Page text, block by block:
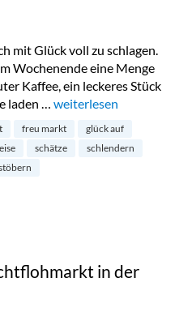
mit Glück voll zu schlagen.
Wochenende eine Menge
Kaffee, ein leckeres Stück
laden … „Freu Markt vor dem
weiterlesen
freu markt
glück auf
schätze
schlendern
in der